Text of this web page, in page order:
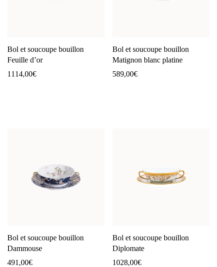
Bol et soucoupe bouillon
Feuille d’or
1114,00€
Bol et soucoupe bouillon
Matignon blanc platine
589,00€
Bol et soucoupe bouillon
Dammouse
491,00€
Bol et soucoupe bouillon
Diplomate
1028,00€